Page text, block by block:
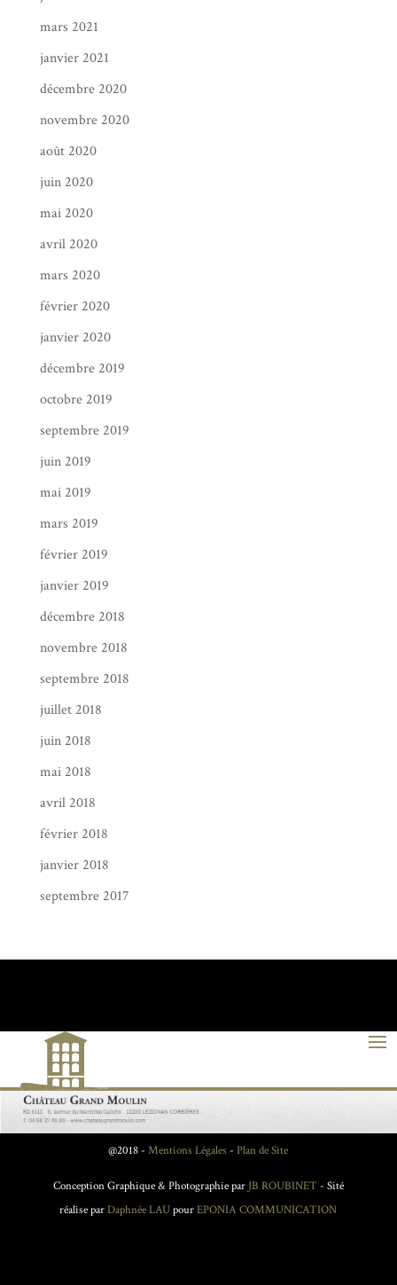
mars 2021
janvier 2021
décembre 2020
novembre 2020
août 2020
juin 2020
mai 2020
avril 2020
mars 2020
février 2020
janvier 2020
décembre 2019
octobre 2019
septembre 2019
juin 2019
mai 2019
mars 2019
février 2019
janvier 2019
décembre 2018
novembre 2018
septembre 2018
juillet 2018
juin 2018
mai 2018
avril 2018
février 2018
janvier 2018
septembre 2017
@2018 - Mentions Légales - Plan de Site
Conception Graphique & Photographie par JB ROUBINET - Sité
réalise parDaphnée LAUpourEPONIA COMMUNICATION